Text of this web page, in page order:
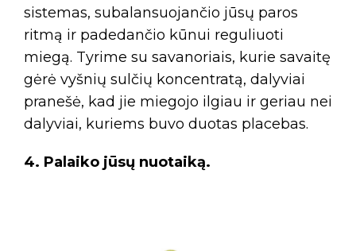
sistemas, subalansuojančio jūsų paros
ritmą ir padedančio kūnui reguliuoti
miegą. Tyrime su savanoriais, kurie savaitę
gėrė vyšnių sulčių koncentratą, dalyviai
pranešė, kad jie miegojo ilgiau ir geriau nei
dalyviai, kuriems buvo duotas placebas.
4. Palaiko jūsų nuotaiką.